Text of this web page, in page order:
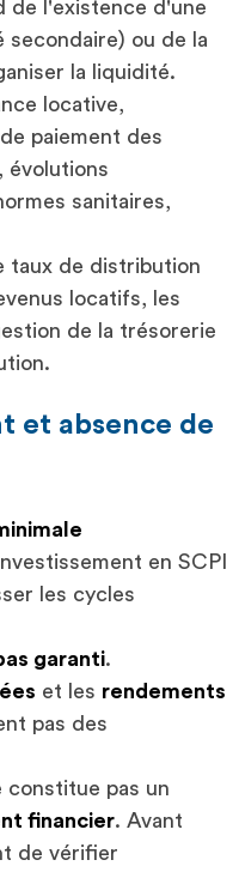
de l'existence d'une
ou de la
la liquidité.
locative,
paiement des
évolutions
sanitaires,
taux de distribution
locatifs, les
de la trésorerie
et absence de
en SCPI
les cycles
garanti.
et les rendements
pas des
constitue pas un
financier. Avant
de vérifier